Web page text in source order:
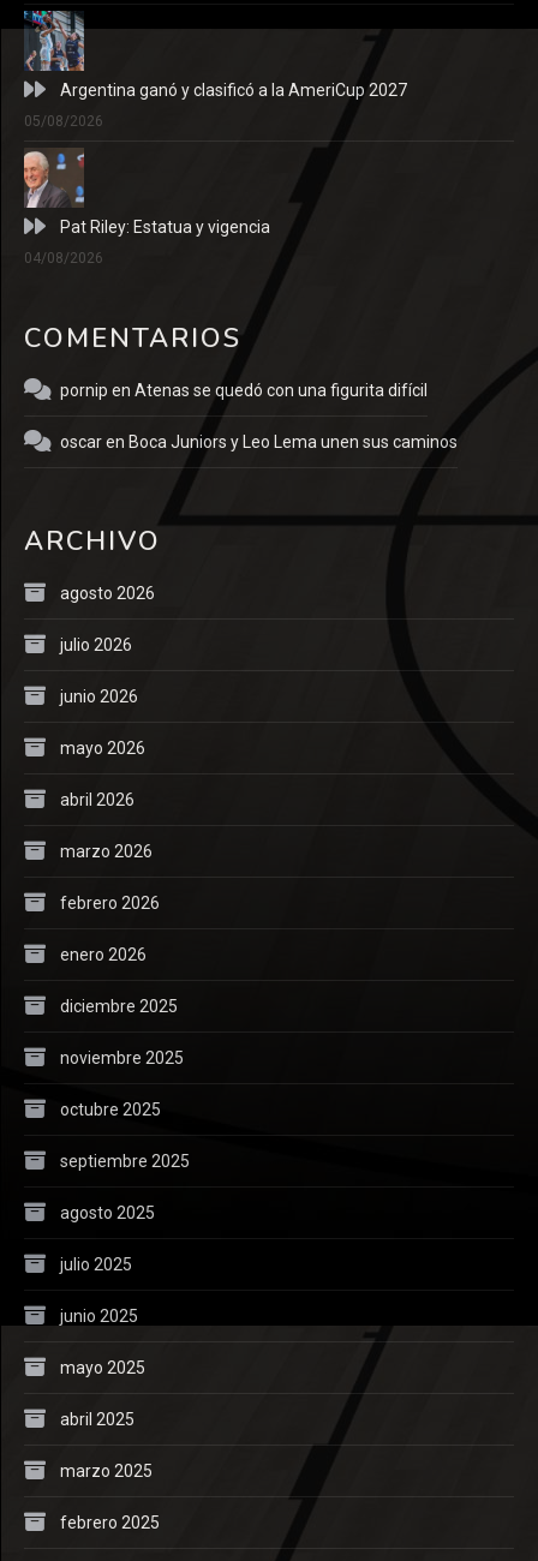
Argentina ganó y clasificó a la AmeriCup 2027
05/08/2026
Pat Riley: Estatua y vigencia
04/08/2026
COMENTARIOS
pornip en Atenas se quedó con una figurita difícil
oscaren Boca Juniors y Leo Lema unen sus caminos
ARCHIVO
agosto 2026
julio 2026
junio 2026
mayo 2026
abril 2026
marzo 2026
febrero 2026
enero 2026
diciembre 2025
noviembre 2025
octubre 2025
septiembre 2025
agosto 2025
julio 2025
junio 2025
mayo 2025
abril 2025
marzo 2025
febrero 2025